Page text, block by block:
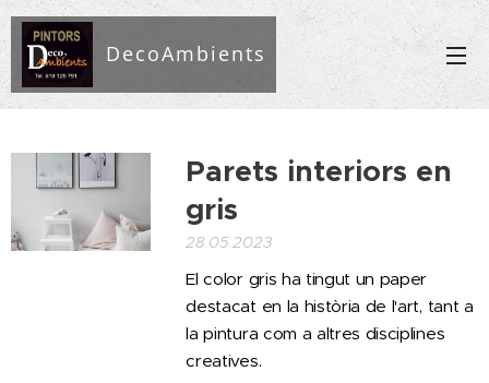
DecoAmbients
Parets interiors en
gris
28.05.2023
El color gris ha tingut un paper
destacat en la història de l'art, tant a
la pintura com a altres disciplines
creatives.